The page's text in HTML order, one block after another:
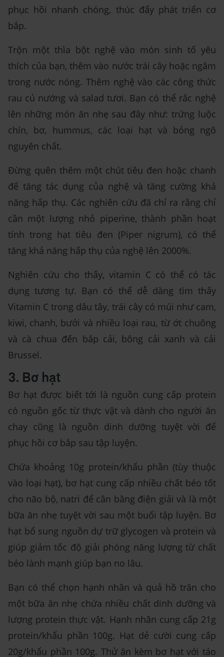
phục hồi nhanh chóng, thúc đẩy phát triển cơ
bắp.
Trộn một thìa bột nghệ vào món sinh tố yêu
thích của bạn, thêm vào nước trái cây hoặc ngâm
trong nước nóng. Thêm nghệ vào các công thức
rau củ nướng và salad tươi. Bạn có thể rắc nghệ
lên những món ăn nhẹ sau đây như: trứng luộc
chín, bơ, hummus, các loại hạt và bỏng ngô
nguyên chất.
Đừng quên thêm một chút tiêu đen hoặc chanh
để tăng tác dụng của nghệ và tăng cường khả
năng hấp thụ. Các nghiên cứu đã chỉ ra rằng chỉ
cần một lượng nhỏ piperine, thành phần hoạt
tính trong hạt tiêu đen (Piper nigrum), có thể
tăng khả năng hấp thụ của nghệ lên 2000%.
Nghiên cứu cho thấy, vitamin C có thể có tác
dụng tương tự. Bạn có thể dễ dàng tìm thấy
Vitamin C trong dâu tây, trái cây có múi như cam,
kiwi, chanh, bưởi và nhiều loại rau, từ ớt chuông
và cà chua đến bắp cải, bông cải xanh và cải
Brussel.
3. Bơ hạt
Bơ hạt được biết tới là nguồn cung cấp protein
có nguồn gốc từ thực vật và dành cho người ăn
chay cũng là nguồn dinh dưỡng tuyệt vời để
phục hồi cơ bắp sau tập luyện.
Chứa khoảng 10g protein/khẩu phần (tùy thuộc
vào loại hạt), bơ hạt cung cấp nhiều chất béo tốt
cho não bộ, natri để cân bằng điện giải và là một
bữa ăn nhẹ tuyệt vời sau một buổi tập luyện. Bơ
hạt bổ sung nguồn dự trữ glycogen và protein và
giúp giảm tốc độ giải phóng năng lượng từ chất
béo lành mạnh giúp bạn no lâu.
Bạn có thể chọn hạnh nhân và quả hồ trăn cho
một bữa ăn nhẹ chứa nhiều chất dinh dưỡng và
lượng protein thực vật. Hạnh nhân cung cấp 21g
protein/khẩu phần 100g. Hạt dẻ cười cung cấp
20g/khẩu phần 100g. Thử ăn kèm bơ hạt với táo